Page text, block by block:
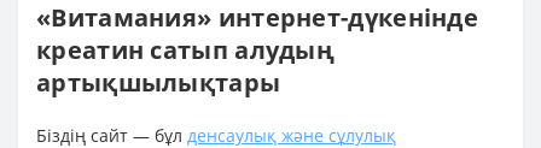
«Витамания» интернет-дүкенінде
креатин сатып алудың
артықшылықтары
Біздің сайт — бұл денсаулық және сұлулық